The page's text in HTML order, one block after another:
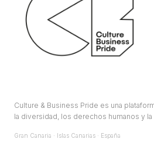
Culture & Business Pride es una
la diversidad, los derechos humanos y la
Gran Canaria · Islas Canarias · España